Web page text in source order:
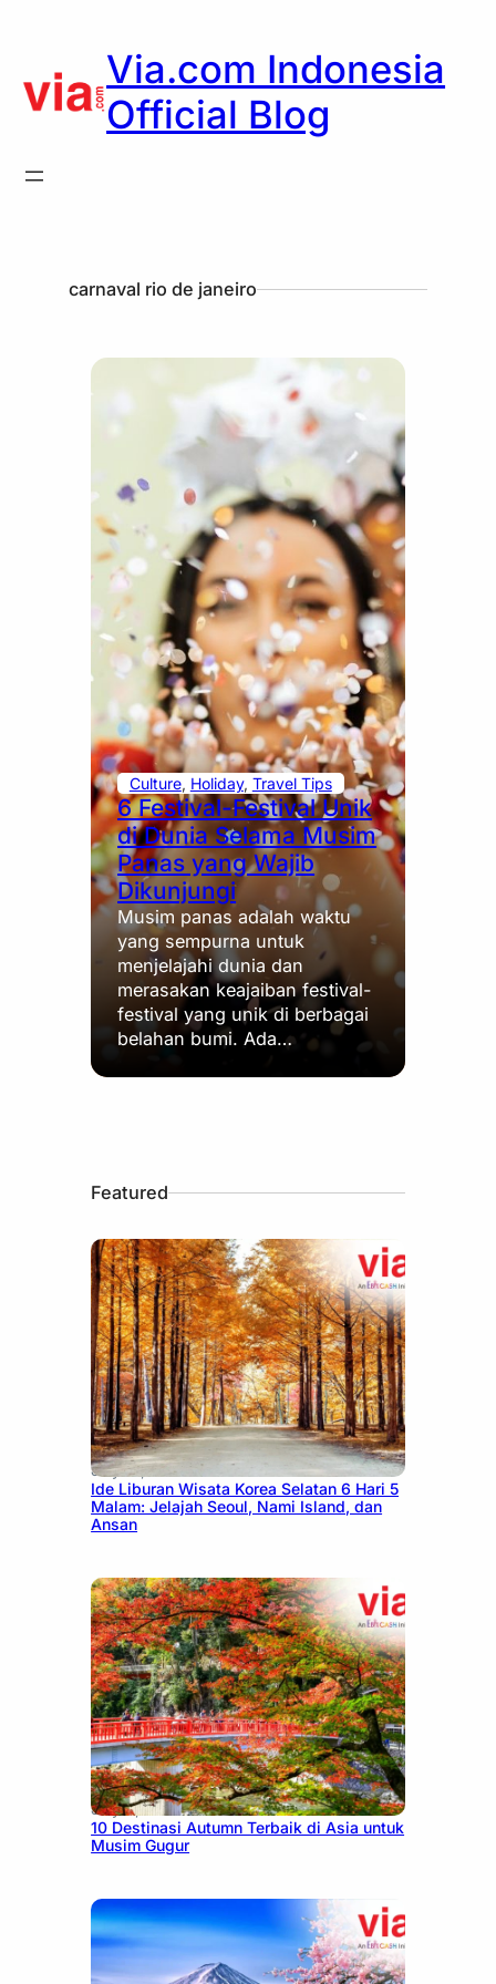
Via.com Indonesia
Official Blog
carnaval rio de janeiro
Culture, Holiday, Travel Tips
6 Festival-Festival Unik
di Dunia Selama Musim
Panas yang Wajib
Dikunjungi
Musim panas adalah waktu
yang sempurna untuk
menjelajahi dunia dan
merasakan keajaiban festival-
festival yang unik di berbagai
belahan bumi. Ada…
Featured
July 15, 2026
Ide Liburan Wisata Korea Selatan 6 Hari 5
Malam: Jelajah Seoul, Nami Island, dan
Ansan
July 9, 2026
10 Destinasi Autumn Terbaik di Asia untuk
Musim Gugur